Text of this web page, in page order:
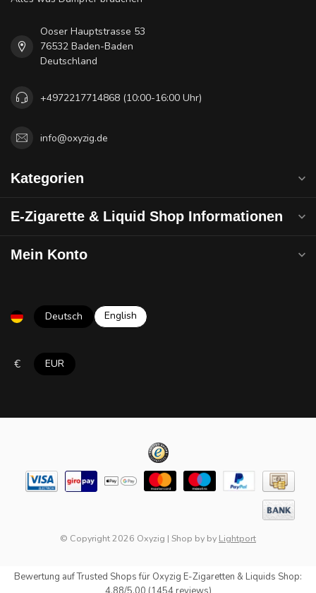
Ooser Hauptstrasse 53
76532 Baden-Baden
Deutschland
+4972217714868 (10:00-16:00 Uhr)
info@oxyzig.de
Kategorien
E-Zigarette & Liquid Shop Informationen
Mein Konto
Deutsch English
€ EUR
© Copyright 2026 Oxyzig | Shop by by Lightport
Bewertung aufTrusted Shopsfür Oxyzig E-Zigaretten & Liquids Shop: